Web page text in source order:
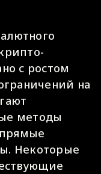
с ростом
на
методы
Некоторые